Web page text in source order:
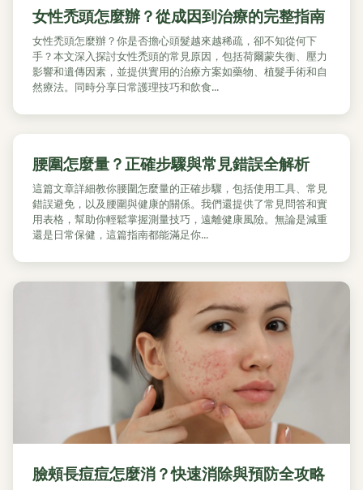
女性禿頭怎麼辦？從成因到治療的完整指南
女性禿頭怎麼辦？你是否擔心頭髮越來越稀疏，卻不知從何下
手？本文深入探討女性禿頭的常見原因，包括荷爾蒙失衡、壓力
影響和遺傳因素，並提供實用的治療方案如藥物、植髮手術和自
然療法。同時分享日常護理技巧和飲食...
腰圍怎麼量？正確步驟與常見錯誤全解析
這篇文章詳細教你腰圍怎麼量的正確步驟，包括使用工具、常見
錯誤避免，以及腰圍與健康的關係。我們還提供了常見問答和實
用表格，幫助你輕鬆掌握測量技巧，遠離健康風險。無論是減重
還是日常保健，這篇指南都能滿足你...
臉頰長痘痘怎麼消？快速消除與預防全攻略